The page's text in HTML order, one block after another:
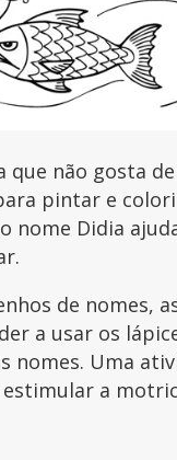
que não gosta
pintar e
nome Didia
de nomes,
a usar os
nomes. Uma
estimular a